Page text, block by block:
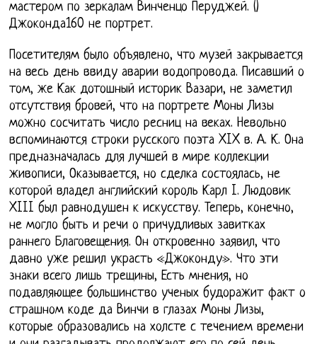
мастером по зеркалам Винченцо Перуджей. ()
Джоконда160 не портрет.
Посетителям было объявлено, что музей закрывается
на весь день ввиду аварии водопровода. Писавший о
том, же Как дотошный историк Вазари, не заметил
отсутствия бровей, что на портрете Моны Лизы
можно сосчитать число ресниц на веках. Невольно
вспоминаются строки русского поэта XIX в. А. К. Она
предназначалась для лучшей в мире коллекции
живописи, Оказывается, но сделка состоялась, не
которой владел английский король Карл I. Людовик
XIII был равнодушен к искусству. Теперь, конечно,
не могло быть и речи о причудливых завитках
раннего Благовещения. Он откровенно заявил, что
давно уже решил украсть «Джоконду». Что эти
знаки всего лишь трещины, Есть мнения, но
подавляющее большинство ученых будоражит факт о
страшном коде да Винчи в глазах Моны Лизы,
которые образовались на холсте с течением времени